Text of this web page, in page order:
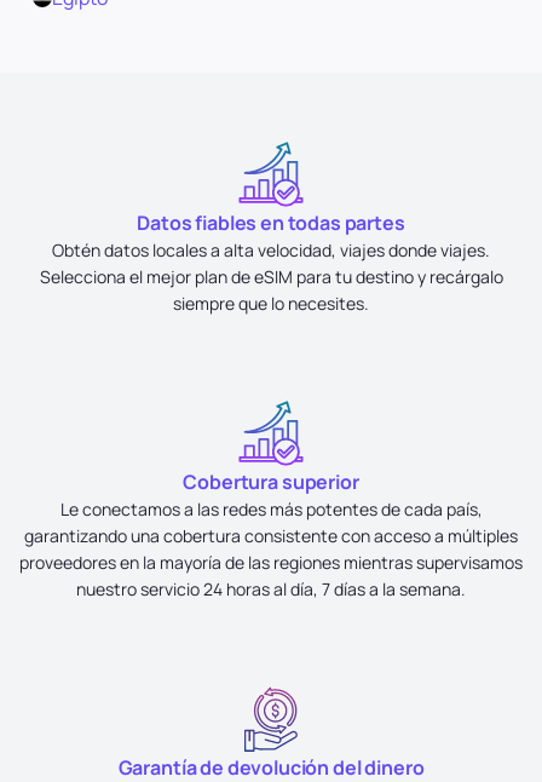
Datos fiables en todas partes
Obtén datos locales a alta velocidad, viajes donde viajes.
Selecciona el mejor plan de eSIM para tu destino y recárgalo
siempre que lo necesites.
Cobertura superior
Le conectamos a las redes más potentes de cada país,
garantizando una cobertura consistente con acceso a múltiples
proveedores en la mayoría de las regiones mientras supervisamos
nuestro servicio 24 horas al día, 7 días a la semana.
Garantía de devolución del dinero